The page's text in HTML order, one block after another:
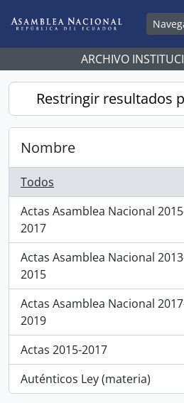
ARCHIVO
Restringir resultados
Nombre
Todos
Actas Asamblea Nacional
2017
, 178 resultados
Actas Asamblea Nacional
2015
, 154 resultados
Actas Asamblea Nacional
2019
, 96 resultados
Actas 2015-2017
, 4 resultados
Auténticos Ley (materia)
, 1 resultados